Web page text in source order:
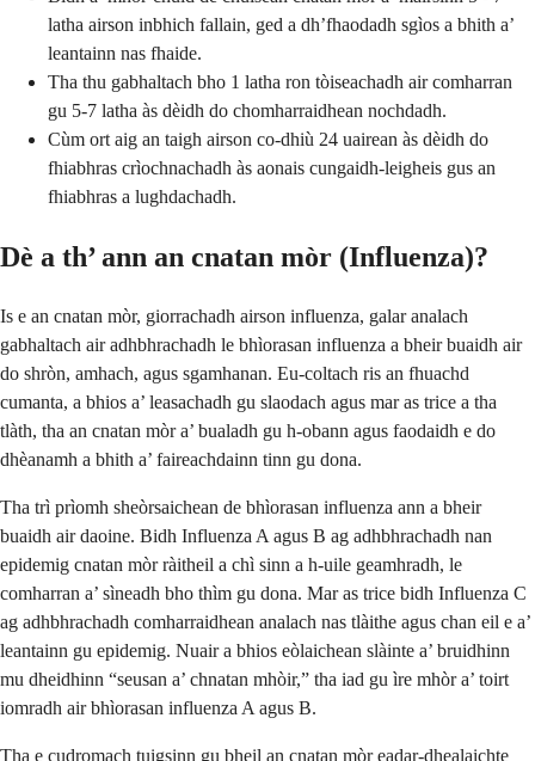
latha airson inbhich fallain, ged a dh’fhaodadh sgìos a bhith a’
leantainn nas fhaide.
Tha thu gabhaltach bho 1 latha ron tòiseachadh air comharran
gu 5-7 latha às dèidh do chomharraidhean nochdadh.
Cùm ort aig an taigh airson co-dhiù 24 uairean às dèidh do
fhiabhras crìochnachadh às aonais cungaidh-leigheis gus an
fhiabhras a lughdachadh.
Dè a th’ ann an cnatan mòr (Influenza)?
Is e an cnatan mòr, giorrachadh airson influenza, galar analach
gabhaltach air adhbhrachadh le bhìorasan influenza a bheir buaidh air
do shròn, amhach, agus sgamhanan. Eu-coltach ris an fhuachd
cumanta, a bhios a’ leasachadh gu slaodach agus mar as trice a tha
tlàth, tha an cnatan mòr a’ bualadh gu h-obann agus faodaidh e do
dhèanamh a bhith a’ faireachdainn tinn gu dona.
Tha trì prìomh sheòrsaichean de bhìorasan influenza ann a bheir
buaidh air daoine. Bidh Influenza A agus B ag adhbhrachadh nan
epidemig cnatan mòr ràitheil a chì sinn a h-uile geamhradh, le
comharran a’ sìneadh bho thìm gu dona. Mar as trice bidh Influenza C
ag adhbhrachadh comharraidhean analach nas tlàithe agus chan eil e a’
leantainn gu epidemig. Nuair a bhios eòlaichean slàinte a’ bruidhinn
mu dheidhinn “seusan a’ chnatan mhòir,” tha iad gu ìre mhòr a’ toirt
iomradh air bhìorasan influenza A agus B.
Tha e cudromach tuigsinn gu bheil an cnatan mòr eadar-dhealaichte